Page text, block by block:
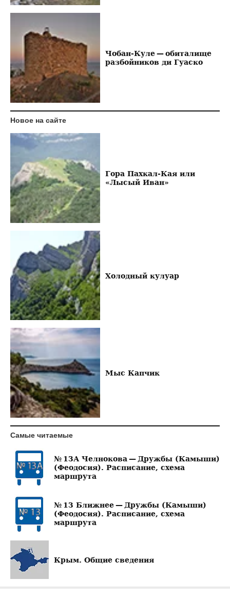
Чобан-Куле — обиталище
разбойников ди Гуаско
Новое на сайте
Гора Пахкал-Кая или
«Лысый Иван»
Холодный кулуар
Мыс Капчик
Самые читаемые
№ 13А Челнокова — Дружбы (Камыши)
(Феодосия). Расписание, схема
маршрута
№ 13 Ближнее — Дружбы (Камыши)
(Феодосия). Расписание, схема
маршрута
Крым. Общие сведения